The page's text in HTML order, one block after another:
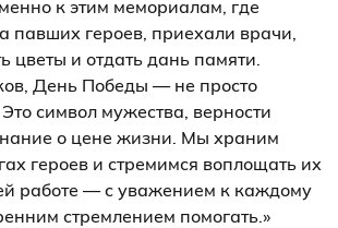
к этим мемориалам, где
павших героев, приехали врачи,
цветы и отдать дань памяти.
День Победы — не просто
символ мужества, верности
о цене жизни. Мы храним
героев и стремимся воплощать их
работе — с уважением к каждому
стремлением помогать.»